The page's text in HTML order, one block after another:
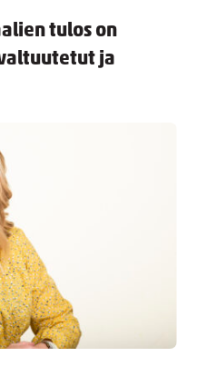
tulos on
ja